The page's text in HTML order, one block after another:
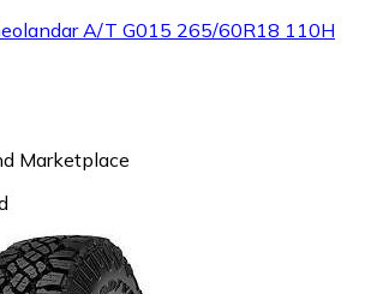
A/T G015 265/60R18 110H
Marketplace